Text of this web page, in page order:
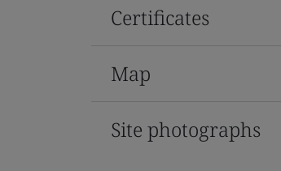
Certificates
Map
Site photographs